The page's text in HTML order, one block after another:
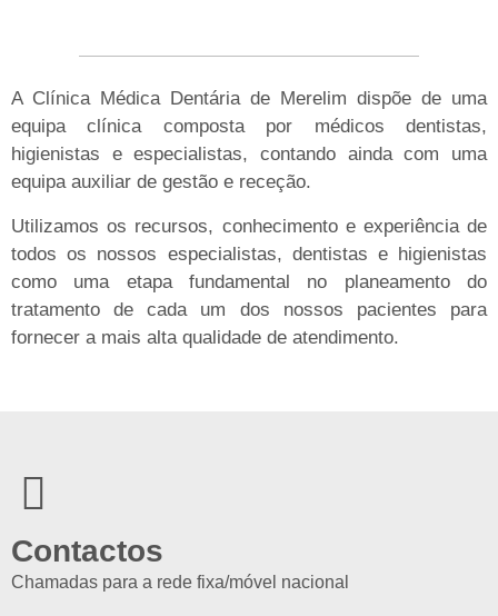
A Clínica Médica Dentária de Merelim dispõe de uma
equipa clínica composta por médicos dentistas,
higienistas e especialistas, contando ainda com uma
equipa auxiliar de gestão e receção.
Utilizamos os recursos, conhecimento e experiência de
todos os nossos especialistas, dentistas e higienistas
como uma etapa fundamental no planeamento do
tratamento de cada um dos nossos pacientes para
fornecer a mais alta qualidade de atendimento.
Contactos
Chamadas para a rede fixa/móvel nacional